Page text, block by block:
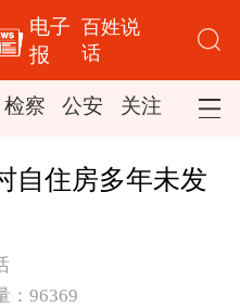
电子
报
百姓说
话
检察 公安 关注 司法
自住房多年未发
：96369